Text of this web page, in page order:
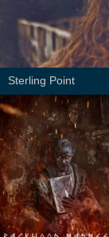
Sterling Point